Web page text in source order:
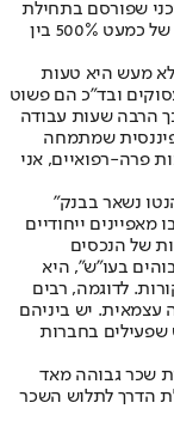
שפורסם בתחילת
השנה, יש עלייה דרמטית בשכר עם הוותק ופערים של כמעט 500% בין
מעש היא טעות
ובד”כ הם פשוט
הרבה שעות עבודה
פיננסית שמתמחה
פרה-רפואיים, אני
מאפיינים ייחודיים
של הנכסים
בעו”ש”, היא
לדוגמה, רבים
עצמאית. יש ביניהם
שפעילים בחברות
שכר גבוהה מאד
הדרך לתלוש השכר